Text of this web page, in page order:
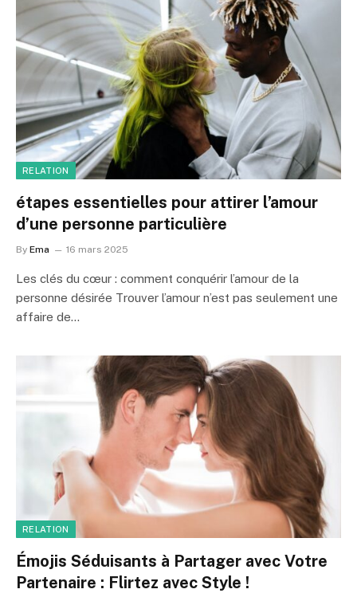
RELATION
étapes essentielles pour attirer l’amour
d’une personne particulière
By Ema 16 mars 2025
Les clés du cœur : comment conquérir l’amour de la
personne désirée Trouver l’amour n’est pas seulement une
affaire de…
RELATION
Émojis Séduisants à Partager avec Votre
Partenaire : Flirtez avec Style !